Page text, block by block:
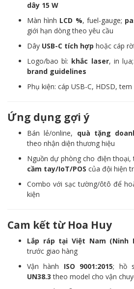
dây 15 W
Màn hình LCD %, fuel-gauge;
giới hạn dòng theo yêu cầu
Dây USB-C tích hợp hoặc cáp
Logo/bao bì: khắc laser, in
brand guidelines
Phụ kiện: cáp USB-C, HDSD,
Ứng dụng gợi ý
Bán lẻ/online, quà tặng
theo nhận diện thương hiệu
Nguồn dự phòng cho điện thoại,
cầm tay/IoT/POS của đội hiện
Combo với sạc tường/ôtô để
kiện
Cam kết từ Hoa Huy
Lắp ráp tại Việt Nam (Ninh
trước giao hàng
Vận hành ISO 9001:2015; hồ
UN38.3 theo model cho vận